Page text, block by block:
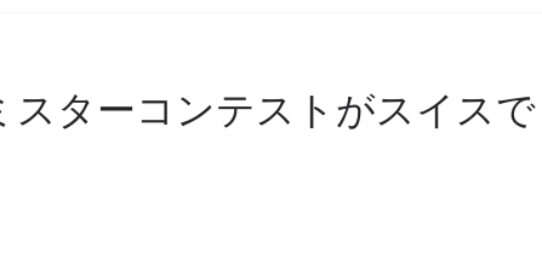
スターコンテストがスイスで